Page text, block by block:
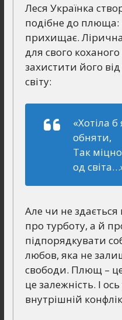
Леся Українка
подібне до плюща:
прихищає. Лірична
для свого
захистити його
світу:
«Хотіла
обняти,
Так
од
Але чи не
про турботу, а й
підпорядкувати
любов, яка не
свободи. Плющ –
це залежність. І
внутрішній